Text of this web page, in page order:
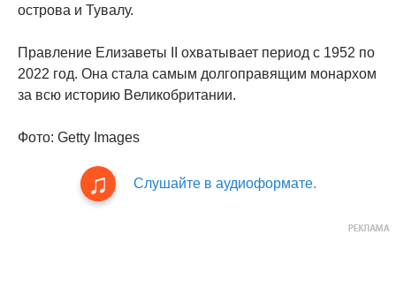
острова и Тувалу.
Правление Елизаветы II охватывает период с 1952 по
2022 год. Она стала самым долгоправящим монархом
за всю историю Великобритании.
Фото: Getty Images
Слушайте в аудиоформате.